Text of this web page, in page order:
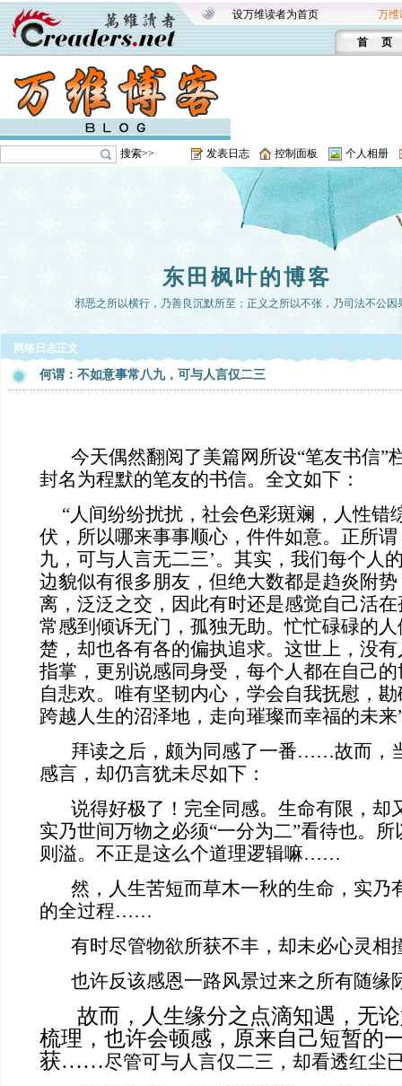
设万维读者为首页 万维
首 页
搜索>> 发表日志 控制面板 个人相册
东田枫叶的博客
邪恶之所以横行，乃善良沉默所至；正义之所以不张，乃司法不公因
网络日志正文
何谓：不如意事常八九，可与人言仅二三
今天偶然翻阅了美篇网所设“笔友书信”
封名为程默的笔友的书信。全文如下：
“人间纷纷扰扰，社会色彩斑斓，人性错
伏，所以哪来事事顺心，件件如意。正所谓
九，可与人言无二三’。其实，我们每个人
边貌似有很多朋友，但绝大数都是趋炎附
离，泛泛之交，因此有时还是感觉自己活
常感到倾诉无门，孤独无助。忙忙碌碌的
楚，却也各有各的偏执追求。这世上，没
指掌，更别说感同身受，每个人都在自己
自悲欢。唯有坚韧内心，学会自我抚慰，
跨越人生的沼泽地，走向璀璨而幸福的未来
拜读之后，颇为同感了一番……故而，
感言，却仍言犹未尽如下：
说得好极了！完全同感。生命有限，却
实乃世间万物之必须“一分为二”看待也。
则溢。不正是这么个道理逻辑嘛……
然，人生苦短而草木一秋的生命，实乃
的全过程……
有时尽管物欲所获不丰，却未必心灵
也许反该感恩一路风景过来之所有随缘
故而，人生缘分之点滴知遇，无论
梳理，也许会顿感，原来自己短暂的
获……尽管可与人言仅二三，却看透红